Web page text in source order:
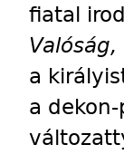
fiatal
Valóság,
a
a